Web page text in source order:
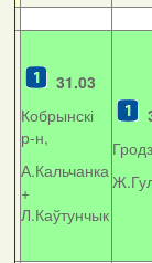
31.03
Кобрынскі
р-н,
А.Кальчанка
+
Л.Каўтунчык